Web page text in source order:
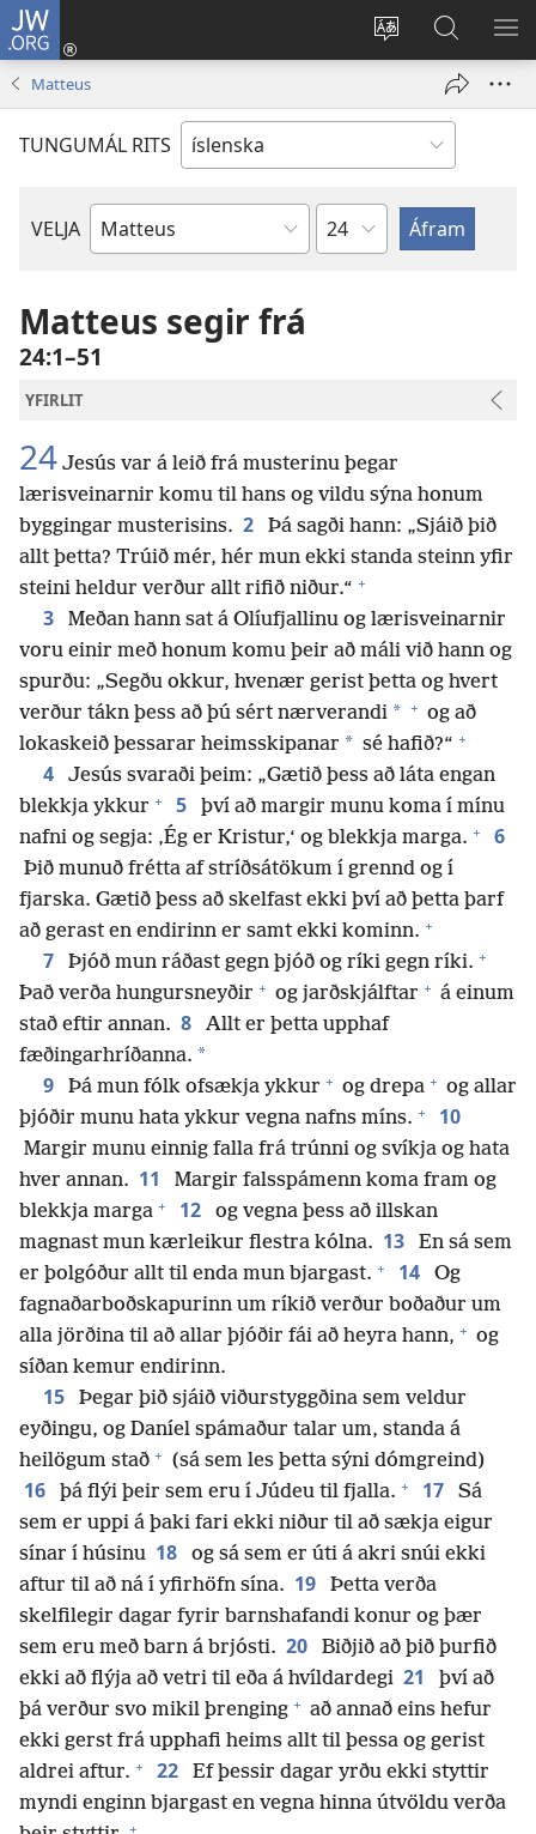
JW.ORG
Tungumál
Innskrá
(opnast
glugga)
Leit
á
JW.ORG
Matteus
TUNGUMÁL RITS
VELJA
Biblíubók
Kafla
Matteus segir frá
24:1–51
YFIRLIT
24 Jesús var á leið frá musterinu þegar
lærisveinarnir komu til hans og vildu sýna honum
byggingar musterisins. 2
Þá sagði hann: „Sjáið þið
allt þetta? Trúið mér, hér mun ekki standa steinn yfir
steini heldur verður allt rifið niður.“ +
3
Meðan hann sat á Olíufjallinu og lærisveinarnir
voru einir með honum komu þeir að máli við hann og
spurðu: „Segðu okkur, hvenær gerist þetta og hvert
verður tákn þess að þú sért nærverandi * + og að
lokaskeið þessarar heimsskipanar * sé hafið?“ +
4
Jesús svaraði þeim: „Gætið þess að láta engan
blekkja ykkur + 5
því að margir munu koma í mínu
nafni og segja: ‚Ég er Kristur,‘ og blekkja marga. + 6
Þið munuð frétta af stríðsátökum í grennd og í
fjarska. Gætið þess að skelfast ekki því að þetta þarf
að gerast en endirinn er samt ekki kominn. +
7 Þjóð mun ráðast gegn þjóð og ríki gegn ríki. +
Það verða hungursneyðir + og jarðskjálftar + á einum
stað eftir annan. 8
Allt er þetta upphaf
fæðingarhríðanna. *
9 Þá mun fólk ofsækja ykkur + og drepa + og allar
þjóðir munu hata ykkur vegna nafns míns. + 10
Margir munu einnig falla frá trúnni og svíkja og hata
hver annan. 11
Margir falsspámenn koma fram og
blekkja marga + 12
og vegna þess að illskan
magnast mun kærleikur flestra kólna. 13
En sá sem
er þolgóður allt til enda mun bjargast. + 14
Og
fagnaðarboðskapurinn um ríkið verður boðaður um
alla jörðina til að allar þjóðir fái að heyra hann, + og
síðan kemur endirinn.
15
Þegar þið sjáið viðurstyggðina sem veldur
eyðingu, og Daníel spámaður talar um, standa á
heilögum stað + (sá sem les þetta sýni dómgreind)
16 þá flýi þeir sem eru í Júdeu til fjalla. + 17
Sá
sem er uppi á þaki fari ekki niður til að sækja eigur
sínar í húsinu 18
og sá sem er úti á akri snúi ekki
aftur til að ná í yfirhöfn sína. 19
Þetta verða
skelfilegir dagar fyrir barnshafandi konur og þær
sem eru með barn á brjósti. 20
Biðjið að þið þurfið
ekki að flýja að vetri til eða á hvíldardegi 21
því að
þá verður svo mikil þrenging + að annað eins hefur
ekki gerst frá upphafi heims allt til þessa og gerist
aldrei aftur. + 22
Ef þessir dagar yrðu ekki styttir
myndi enginn bjargast en vegna hinna útvöldu verða
+